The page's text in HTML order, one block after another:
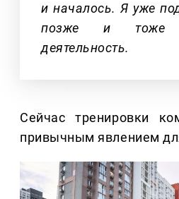
и началось. Я уже
позже и тоже
деятельность.
Сейчас тренировки
привычным явлением